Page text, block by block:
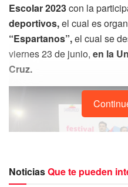
Escolar 2023con la
deportivos,el cual es
“Espartanos”,el cual se
viernes 23 de junio, en la
Cruz.
NoticiasQue te pueden